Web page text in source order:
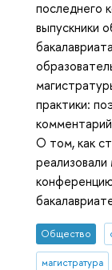
последнего
выпускники
практики:
О том, как
Общество
магистратура